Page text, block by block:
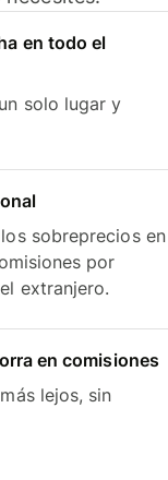
en todo el
solo lugar y
sobreprecios en
por
extranjero.
en comisiones
lejos, sin